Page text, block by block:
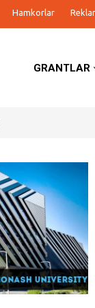
Hamkorlar
GRANTLAR